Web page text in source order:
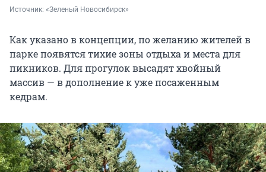
Источник: «Зеленый Новосибирск»
Как указано в концепции, по желанию жителей в
парке появятся тихие зоны отдыха и места для
пикников. Для прогулок высадят хвойный
массив — в дополнение к уже посаженным
кедрам.